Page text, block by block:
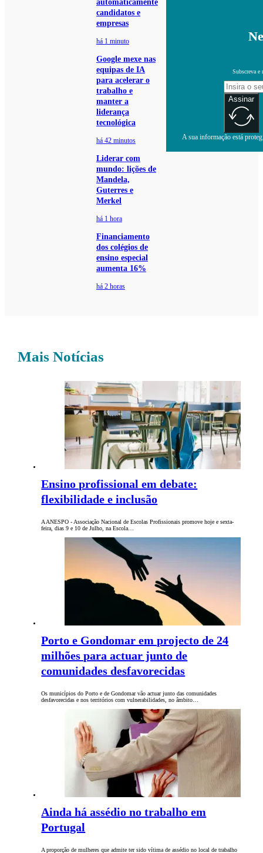
automaticamente
candidatos e
empresas
há 1 minuto
Google mexe nas
equipas de IA
para acelerar o
trabalho e
manter a
liderança
tecnológica
há 42 minutos
Liderar com
mundo: lições de
Mandela,
Guterres e
Merkel
há 1 hora
Financiamento
dos colégios de
ensino especial
aumenta 16%
há 2 horas
Subscreva e
Assinar
A sua informação está
Mais Notícias
Ensino profissional em debate:
flexibilidade e inclusão
A ANESPO - Associação Nacional de Escolas Profissionais promove hoje e sexta-
feira, dias 9 e 10 de Julho, na Escola…
Porto e Gondomar em projecto de 24
milhões para actuar junto de
comunidades desfavorecidas
Os municípios do Porto e de Gondomar vão actuar junto das comunidades
desfavorecidas e nos territórios com vulnerabilidades, no âmbito…
Ainda há assédio no trabalho em
Portugal
A proporção de mulheres que admite ter sido vítima de assédio no local de trabalho